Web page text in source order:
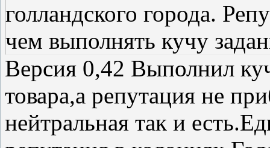
голландского города.
чем выполнять кучу
Версия 0,42 Выполнил
товара,а репутация не
нейтральная так и